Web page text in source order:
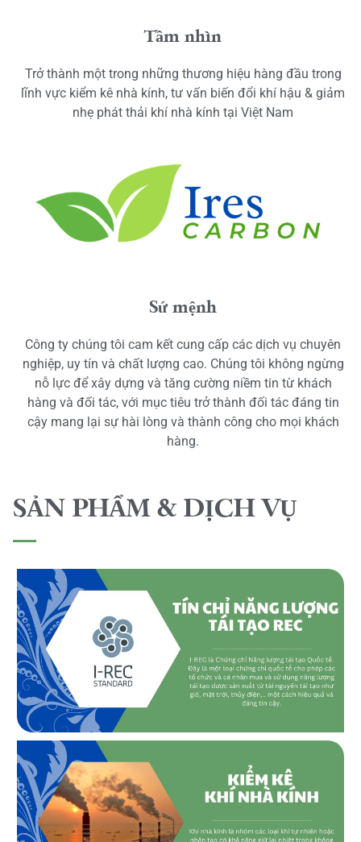
Tầm nhìn
Trở thành một trong những thương hiệu hàng đầu trong
lĩnh vực kiểm kê nhà kính, tư vấn biến đổi khí hậu & giảm
nhẹ phát thải khí nhà kính tại Việt Nam
Sứ mệnh
Công ty chúng tôi cam kết cung cấp các dịch vụ chuyên
nghiệp, uy tín và chất lượng cao. Chúng tôi không ngừng
nỗ lực để xây dựng và tăng cường niềm tin từ khách
hàng và đối tác, với mục tiêu trở thành đối tác đáng tin
cậy mang lại sự hài lòng và thành công cho mọi khách
hàng.
SẢN PHẨM & DỊCH VỤ